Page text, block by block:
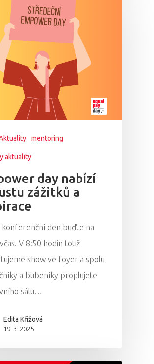
mentoring
aktuality
day nabízí
zážitků a
konferenční den buďte na
V 8:50 hodin totiž
show ve foyer a spolu
a bubeníky proplujete
sálu…
Edita Křížová
19. 3. 2025